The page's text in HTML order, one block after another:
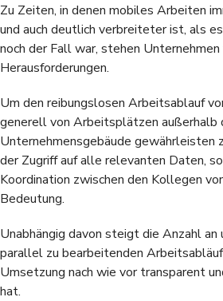
Zu Zeiten, in denen mobiles Arbeiten
und auch deutlich verbreiteter ist, als
noch der Fall war, stehen
Herausforderungen.
Um den reibungslosen Arbeitsablauf
generell von Arbeitsplätzen außerhalb
Unternehmensgebäude gewährleisten
der Zugriff auf alle relevanten Daten,
Koordination zwischen den Kollegen
Bedeutung.
Unabhängig davon steigt die Anzahl an
parallel zu bearbeitenden
Umsetzung nach wie vor transparent
hat.